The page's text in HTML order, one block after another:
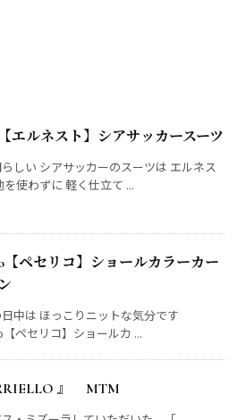
エルネスト】シアサッカースーツ
しい シアサッカーのスーツは エルネス
を使わずに 軽く仕立て ...
【ペセリコ】ショールカラーカー
中は ほっこりニットな気分です
ペセリコ】ショールカ ...
』 MTM